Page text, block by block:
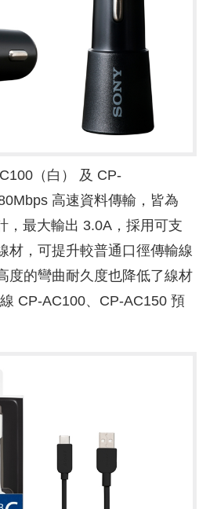
（白） 及 CP-
高速資料傳輸，皆為
，最大輸出 3.0A，採用可支
材，可提升較普通口徑傳輸線
度的彎曲耐久度也降低了線材
CP-AC100、CP-AC150 預